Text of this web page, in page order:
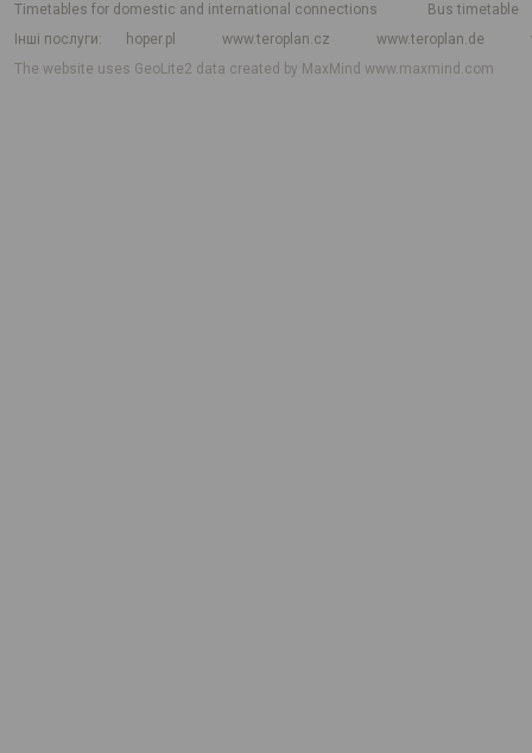
Timetables for domestic and international connections
Bus timetable
Інші послуги
hoper.pl www.teroplan.cz www.teroplan.de
The website uses GeoLite2 data created by MaxMindwww.maxmind.com